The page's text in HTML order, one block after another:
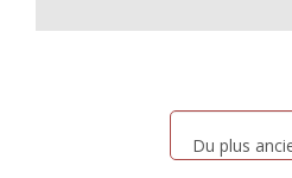
Du plus